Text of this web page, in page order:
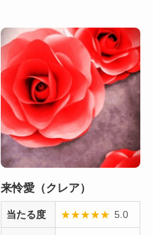
来怜愛（クレア）
当たる度 ★★★★★ 5.0